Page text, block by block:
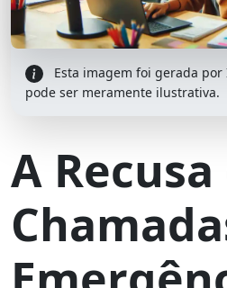
Esta imagem foi gerada
pode ser meramente ilustrativa.
A